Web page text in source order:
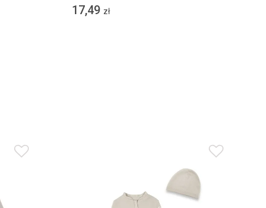
17,49 zł